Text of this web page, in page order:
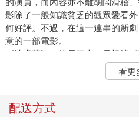
的演員，而內容亦不離胡鬧滑稽
影除了一般知識貧乏的觀眾愛看
何好評。不過，在這一連串的新
意的一部電影。
《清虛夢》，片長三本，是根據
改編。由於寫術士施法，片中開
缸重合，人入土牆，物件自行等
看更
配送方式